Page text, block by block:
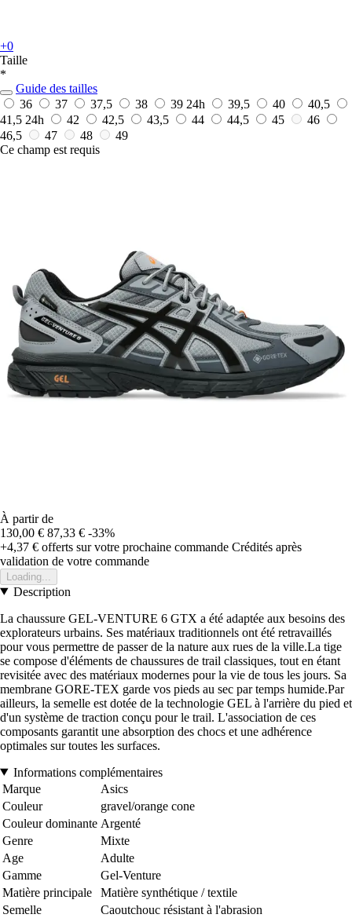
+0
Taille
*
Guide des tailles
36
37 37,5 38 39 24h 39,5 40
40,5
41,5 24h 42 42,5 43,5 44 44,5 45
46
46,5
47 48
49
Ce champ est requis
À partir de
130,00 € 87,33 € -33%
+4,37 € offerts sur votre prochaine commande Crédités après
validation de votre commande
Loading...
Description
La chaussure GEL-VENTURE 6 GTX a été adaptée aux besoins des
explorateurs urbains. Ses matériaux traditionnels ont été retravaillés
pour vous permettre de passer de la nature aux rues de la ville.La tige
se compose d'éléments de chaussures de trail classiques, tout en étant
revisitée avec des matériaux modernes pour la vie de tous les jours. Sa
membrane GORE-TEX garde vos pieds au sec par temps humide.Par
ailleurs, la semelle est dotée de la technologie GEL à l'arrière du pied et
d'un système de traction conçu pour le trail. L'association de ces
composants garantit une absorption des chocs et une adhérence
optimales sur toutes les surfaces.
Informations complémentaires
Marque
Asics
Couleur
gravel/orange cone
Couleur dominante Argenté
Genre
Mixte
Age
Adulte
Gamme
Gel-Venture
Matière principale
Matière synthétique / textile
Semelle
Caoutchouc résistant à l'abrasion